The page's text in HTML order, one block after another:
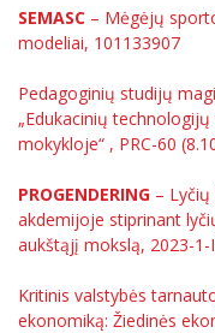
SEMASC – Mėgėjų
modeliai, 101133907
Pedagoginių studijų
„Edukacinių technologijų
mokykloje“ , PRC-60
PROGENDERING –
akdemijoje stiprinant
aukštąjį mokslą, 2023-1-
Kritinis valstybės
ekonomiką: Žiedinės